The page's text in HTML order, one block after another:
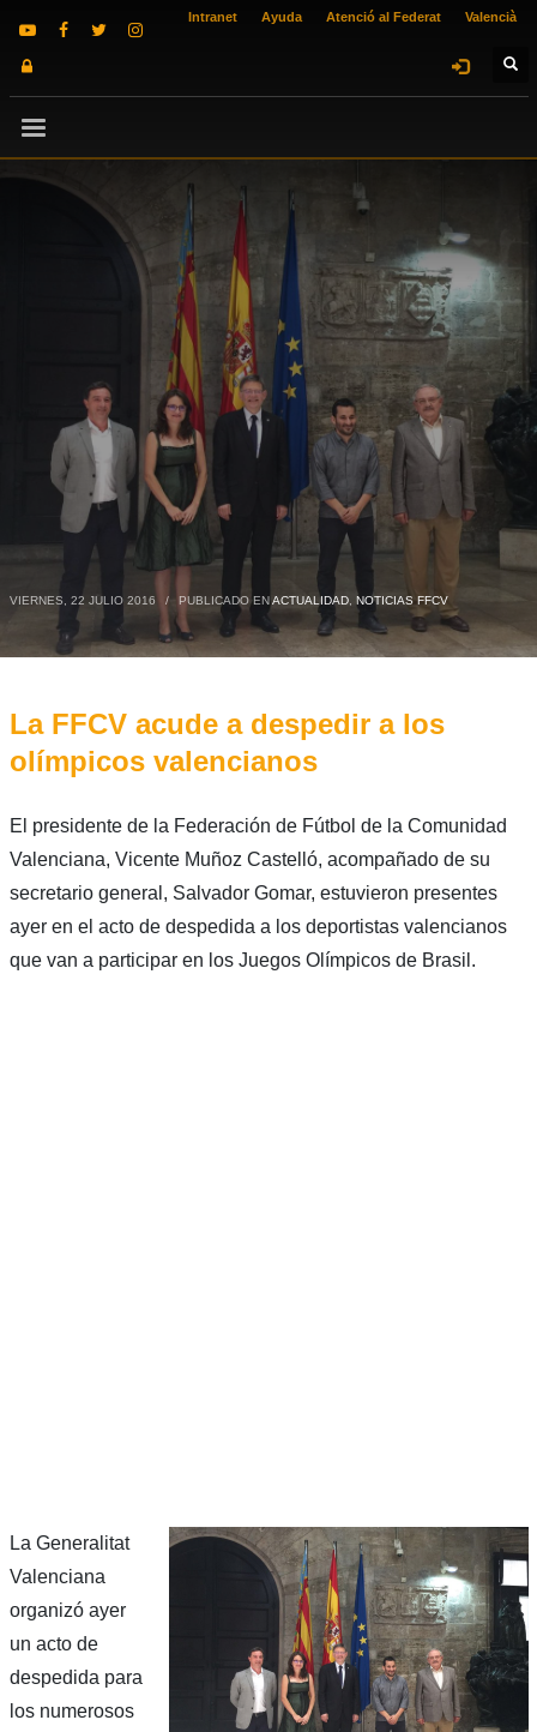
Intranet Ayuda Atenció al Federat Valencià
VIERNES, 22 JULIO 2016 / PUBLICADO ENACTUALIDAD, NOTICIAS FFCV
La FFCV acude a despedir a los
olímpicos valencianos
El presidente de la Federación de Fútbol de la Comunidad
Valenciana, Vicente Muñoz Castelló, acompañado de su
secretario general, Salvador Gomar, estuvieron presentes
ayer en el acto de despedida a los deportistas valencianos
que van a participar en los Juegos Olímpicos de Brasil.
La Generalitat
Valenciana
organizó ayer
un acto de
despedida para
los numerosos